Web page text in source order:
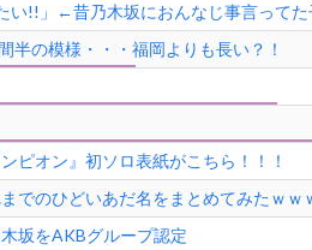
!!」←昔乃木坂におんなじ事言ってた
半の模様・・・福岡よりも長い？！
ピオン』初ソロ表紙がこちら！！！
でのひどいあだ名をまとめてみたｗｗ
坂をAKBグループ認定